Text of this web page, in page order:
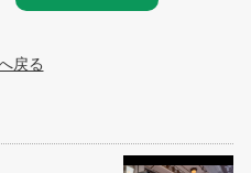
戻る